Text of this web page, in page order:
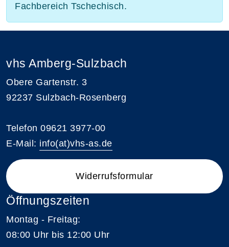
Fachbereich Tschechisch.
vhs Amberg-Sulzbach
Obere Gartenstr. 3
92237 Sulzbach-Rosenberg
Telefon 09621 3977-00
E-Mail: info(at)vhs-as.de
Widerrufsformular
Öffnungszeiten
Montag - Freitag:
08:00 Uhr bis 12:00 Uhr